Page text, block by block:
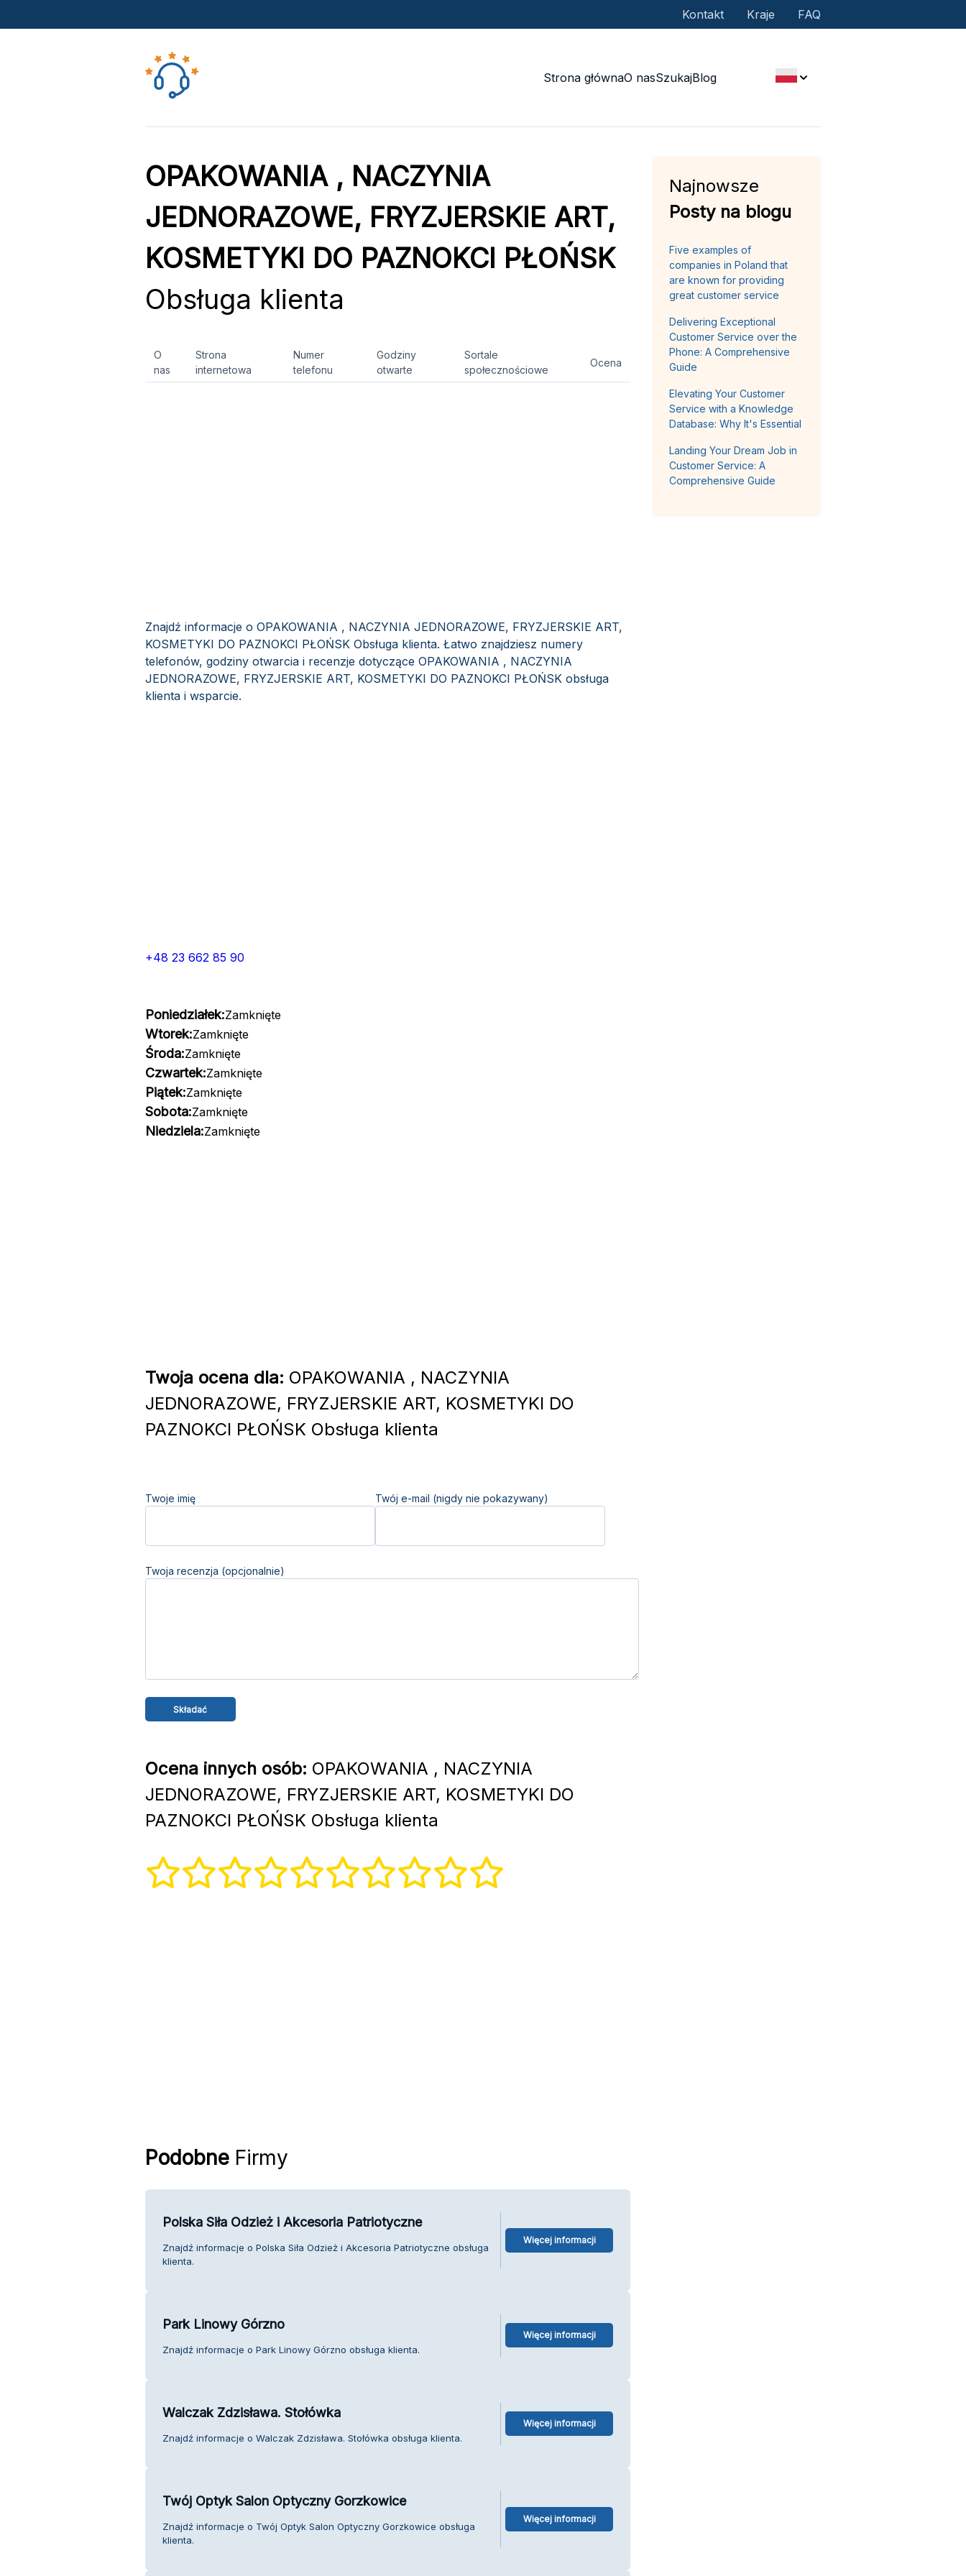
Kontakt Kraje FAQ
Strona głównaO nasSzukajBlog
OPAKOWANIA , NACZYNIA
JEDNORAZOWE, FRYZJERSKIE ART,
KOSMETYKI DO PAZNOKCI PŁOŃSK
Obsługa klienta
O
nas
Strona
internetowa
Numer
telefonu
Godziny
otwarte
Sortale
społecznościowe
Ocena
Znajdź informacje o OPAKOWANIA , NACZYNIA JEDNORAZOWE, FRYZJERSKIE ART,
KOSMETYKI DO PAZNOKCI PŁOŃSK Obsługa klienta. Łatwo znajdziesz numery
telefonów, godziny otwarcia i recenzje dotyczące OPAKOWANIA , NACZYNIA
JEDNORAZOWE, FRYZJERSKIE ART, KOSMETYKI DO PAZNOKCI PŁOŃSK obsługa
klienta i wsparcie.
+48 23 662 85 90
Poniedziałek:Zamknięte
Wtorek:Zamknięte
Środa:Zamknięte
Czwartek:Zamknięte
Piątek:Zamknięte
Sobota:Zamknięte
Niedziela:Zamknięte
Twoja ocena dla: OPAKOWANIA , NACZYNIA
JEDNORAZOWE, FRYZJERSKIE ART, KOSMETYKI DO
PAZNOKCI PŁOŃSK Obsługa klienta
Twoje imię Twój e-mail (nigdy nie pokazywany)
Twoja recenzja (opcjonalnie)
Ocena innych osób: OPAKOWANIA , NACZYNIA
JEDNORAZOWE, FRYZJERSKIE ART, KOSMETYKI DO
PAZNOKCI PŁOŃSK Obsługa klienta
PodobneFirmy
Polska Siła Odzież i Akcesoria Patriotyczne
Znajdź informacje o Polska Siła Odzież i Akcesoria Patriotyczne obsługa
klienta.
Więcej informacji
Park Linowy Górzno
Znajdź informacje o Park Linowy Górzno obsługa klienta.
Więcej informacji
Walczak Zdzisława. Stołówka
Znajdź informacje o Walczak Zdzisława. Stołówka obsługa klienta.
Więcej informacji
Twój Optyk Salon Optyczny Gorzkowice
Znajdź informacje o Twój Optyk Salon Optyczny Gorzkowice obsługa
klienta.
Więcej informacji
Najnowsze
Posty na blogu
Five examples of
companies in Poland that
are known for providing
great customer service
Delivering Exceptional
Customer Service over the
Phone: A Comprehensive
Guide
Elevating Your Customer
Service with a Knowledge
Database: Why It's Essential
Landing Your Dream Job in
Customer Service: A
Comprehensive Guide